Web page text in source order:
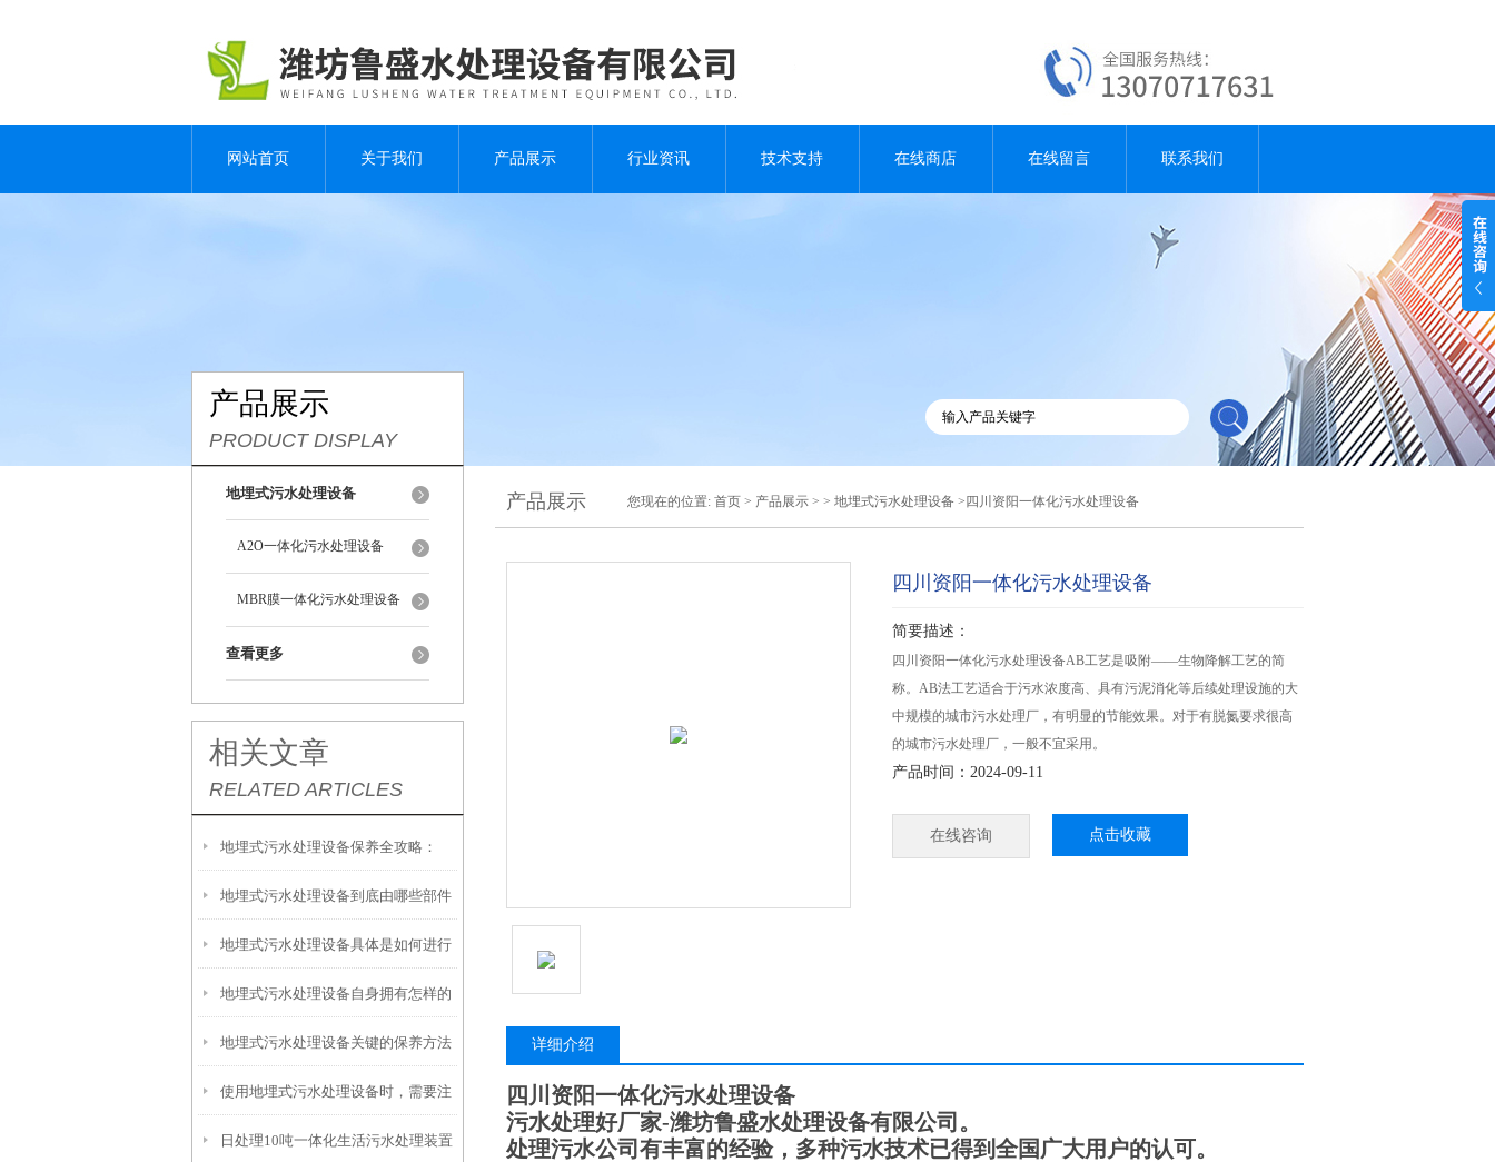
网站首页 关于我们 产品展示 行业资讯 技术支持 在线商店 在线留言 联系我们
产品展示
PRODUCT DISPLAY
地埋式污水处理设备
A2O一体化污水处理设备
MBR膜一体化污水处理设备
查看更多
相关文章
RELATED ARTICLES
地埋式污水处理设备保养全攻略：
让“地下卫士”持续高效运转
地埋式污水处理设备到底由哪些部件
撑起？核心结构一文拆解
地埋式污水处理设备具体是如何进行
安装的呢？
地埋式污水处理设备自身拥有怎样的
特点呢？
地埋式污水处理设备关键的保养方法
使用地埋式污水处理设备时，需要注
意以下事项
日处理10吨一体化生活污水处理装置
产品展示 您现在的位置: 首页 > 产品展示 > > 地埋式污水处理设备 >四川资阳一体化污水处理设备
四川资阳一体化污水处理设备
简要描述：
四川资阳一体化污水处理设备AB工艺是吸附——生物降解工艺的简
称。AB法工艺适合于污水浓度高、具有污泥消化等后续处理设施的大
中规模的城市污水处理厂，有明显的节能效果。对于有脱氮要求很高
的城市污水处理厂，一般不宜采用。
产品时间：2024-09-11
在线咨询 点击收藏
详细介绍
四川资阳一体化污水处理设备
污水处理好厂家-潍坊鲁盛水处理设备有限公司。
处理污水公司有丰富的经验，多种污水技术已得到全国广大用户的认可。